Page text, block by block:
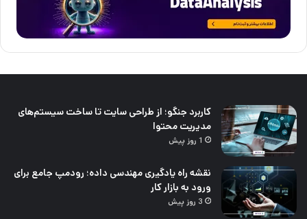
کاربرد جنگو؛ از طراحی سایت تا ساخت سیستم‌های
مدیریت محتوا
1 روز پیش
نقشه راه یادگیری مهندسی داده؛ رودمپ جامع برای
ورود به بازار کار
3 روز پیش